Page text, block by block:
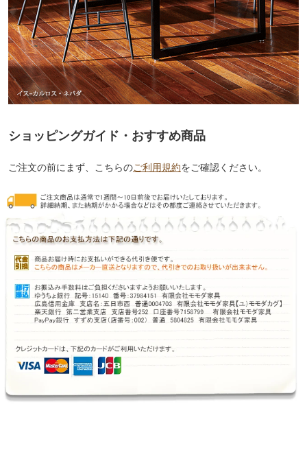
ショッピングガイド・おすすめ商品
ご注文の前にまず、こちらのご利用規約をご確認ください。